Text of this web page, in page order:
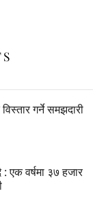
गर्ने समझदारी
एक वर्षमा ३७ हजार